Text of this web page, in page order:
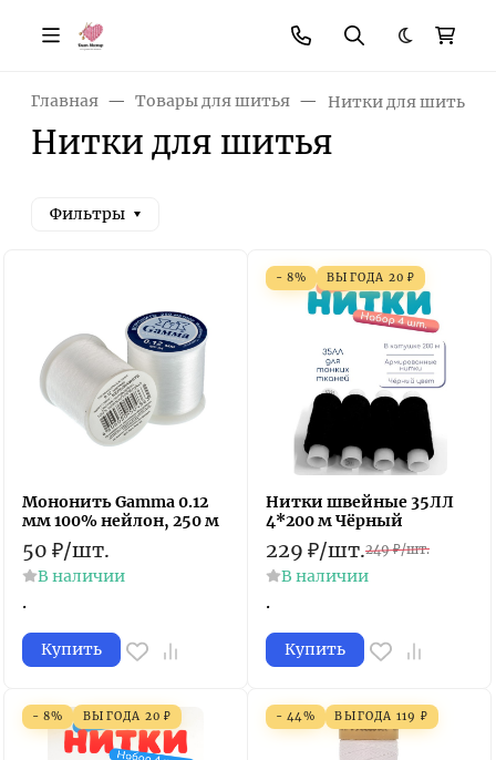
Темная
Главная Товары для шитья Нитки для шитья
Нитки для шитья
Фильтры
Мононить Gamma 0.12
мм 100% нейлон, 250 м
50 ₽/шт.
В наличии
.
Купить
- 8% ВЫГОДА 20 ₽
Нитки швейные 35ЛЛ
4*200 м Чёрный
229 ₽/шт.249 ₽/шт.
В наличии
.
Купить
- 8% ВЫГОДА 20 ₽ - 44% ВЫГОДА 119 ₽